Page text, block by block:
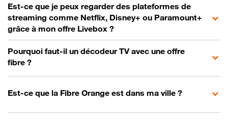
Est-ce que je peux regarder des plateformes de
streaming comme Netflix, Disney+ ou Paramount+
grâce à mon offre Livebox ?
Pourquoi faut-il un décodeur TV avec une offre
fibre ?
Est-ce que la Fibre Orange est dans ma ville ?